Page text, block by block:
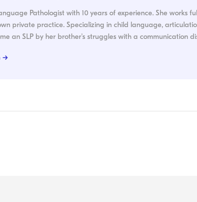
Pathologist with 10 years of experience. She works
private practice. Specializing in child language,
an SLP by her brother's struggles with a communication
→